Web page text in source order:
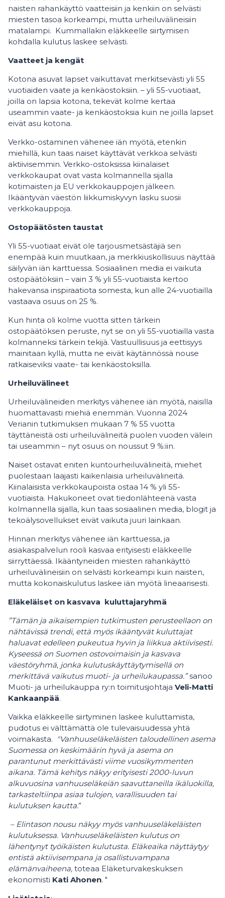
naisten rahankäyttö vaatteisiin ja kenkiin on selvästi
miesten tasoa korkeampi, mutta urheiluvälineisiin
matalampi. Kummallakin eläkkeelle siirtymisen
kohdalla kulutus laskee selvästi.
Vaatteet ja kengät
Kotona asuvat lapset vaikuttavat merkitsevästi yli 55
vuotiaiden vaate ja kenkäostoksiin. – yli 55-vuotiaat,
joilla on lapsia kotona, tekevät kolme kertaa
useammin vaate- ja kenkäostoksia kuin ne joilla lapset
eivät asu kotona.
Verkko-ostaminen vähenee iän myötä, etenkin
miehillä, kun taas naiset käyttävät verkkoa selvästi
aktiivisemmin. Verkko-ostoksissa kiinalaiset
verkkokaupat ovat vasta kolmannella sijalla
kotimaisten ja EU verkkokauppojen jälkeen.
Ikääntyvän väestön liikkumiskyvyn lasku suosii
verkkokauppoja.
Ostopäätösten taustat
Yli 55-vuotiaat eivät ole tarjousmetsästäjiä sen
enempää kuin muutkaan, ja merkkiuskollisuus näyttää
säilyvän iän karttuessa. Sosiaalinen media ei vaikuta
ostopäätöksiin – vain 3 % yli 55-vuotiaista kertoo
hakevansa inspiraatiota somesta, kun alle 24-vuotiailla
vastaava osuus on 25 %.
Kun hinta oli kolme vuotta sitten tärkein
ostopäätöksen peruste, nyt se on yli 55-vuotiailla vasta
kolmanneksi tärkein tekijä. Vastuullisuus ja eettisyys
mainitaan kyllä, mutta ne eivät käytännössä nouse
ratkaiseviksi vaate- tai kenkäostoksilla.
Urheiluvälineet
Urheiluvälineiden merkitys vähenee iän myötä, naisilla
huomattavasti miehiä enemmän. Vuonna 2024
Verianin tutkimuksen mukaan 7 % 55 vuotta
täyttäneistä osti urheiluvälineitä puolen vuoden välein
tai useammin – nyt osuus on noussut 9 %:iin.
Naiset ostavat eniten kuntourheiluvälineitä, miehet
puolestaan laajasti kaikenlaisia urheiluvälineitä.
Kiinalaisista verkkokaupoista ostaa 14 % yli 55-
vuotiaista. Hakukoneet ovat tiedonlähteenä vasta
kolmannella sijalla, kun taas sosiaalinen media, blogit ja
tekoälysovellukset eivät vaikuta juuri lainkaan.
Hinnan merkitys vähenee iän karttuessa, ja
asiakaspalvelun rooli kasvaa erityisesti eläkkeelle
siirryttäessä. Ikääntyneiden miesten rahankäyttö
urheiluvälineisiin on selvästi korkeampi kuin naisten,
mutta kokonaiskulutus laskee iän myötä lineaarisesti.
Eläkeläiset on kasvava kuluttajaryhmä
”Tämän ja aikaisempien tutkimusten perusteellaon on
nähtävissä trendi, että myös ikääntyvät kuluttajat
haluavat edelleen pukeutua hyvin ja liikkua aktiivisesti.
Kyseessä on Suomen ostovoimaisin ja kasvava
väestöryhmä, jonka kulutuskäyttäytymisellä on
merkittävä vaikutus muoti- ja urheilukaupassa.”sanoo
Muoti- ja urheilukauppa ry:n toimitusjohtaja Veli-Matti
Kankaanpää.
Vaikka eläkkeelle siirtyminen laskee kuluttamista,
pudotus ei välttämättä ole tulevaisuudessa yhtä
voimakasta.
"Vanhuuseläkeläisten taloudellinen asema
Suomessa on keskimäärin hyvä ja asema on
parantunut merkittävästi viime vuosikymmenten
aikana. Tämä kehitys näkyy erityisesti 2000-luvun
alkuvuosina vanhuuseläkeiän saavuttaneilla ikäluokilla,
tarkasteltiinpa asiaa tulojen, varallisuuden tai
kulutuksen kautta.”
– Elintason nousu näkyy myös vanhuuseläkeläisten
kulutuksessa. Vanhuuseläkeläisten kulutus on
lähentynyt työikäisten kulutusta. Eläkeaika näyttäytyy
entistä aktiivisempana ja osallistuvampana
elämänvaiheena, toteaa Eläketurvakeskuksen
ekonomisti Kati Ahonen. "